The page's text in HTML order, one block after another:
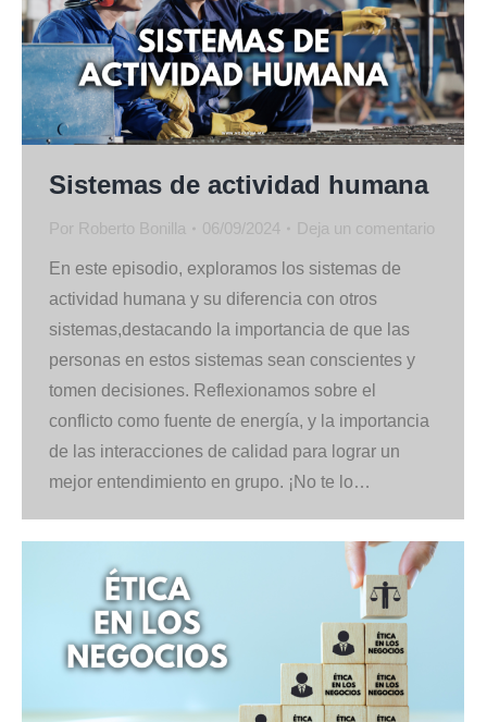
Sistemas de actividad humana
Por Roberto Bonilla 06/09/2024 Deja un comentario
En este episodio, exploramos los sistemas de
actividad humana y su diferencia con otros
sistemas,destacando la importancia de que las
personas en estos sistemas sean conscientes y
tomen decisiones. Reflexionamos sobre el
conflicto como fuente de energía, y la importancia
de las interacciones de calidad para lograr un
mejor entendimiento en grupo. ¡No te lo…